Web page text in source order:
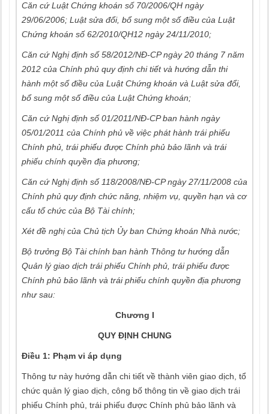
Căn cứ Luật Chứng khoán số 70/2006/QH ngày
29/06/2006; Luật sửa đổi, bổ sung một số điều của Luật
Chứng khoán số 62/2010/QH12 ngày 24/11/2010;
Căn cứ Nghị định số 58/2012/NĐ-CP ngày 20 tháng 7 năm
2012 của Chính phủ quy định chi tiết và hướng dẫn thi
hành một số điều của Luật Chứng khoán và Luật sửa đổi,
bổ sung một số điều của Luật Chứng khoán;
Căn cứ Nghị định số 01/2011/NĐ-CP ban hành ngày
05/01/2011 của Chính phủ về việc phát hành trái phiếu
Chính phủ, trái phiếu được Chính phủ bảo lãnh và trái
phiếu chính quyền địa phương;
Căn cứ Nghị định số 118/2008/NĐ-CP ngày 27/11/2008 của
Chính phủ quy định chức năng, nhiệm vụ, quyền hạn và cơ
cấu tổ chức của Bộ Tài chính;
Xét đề nghị của Chủ tịch Ủy ban Chứng khoán Nhà nước;
Bộ trưởng Bộ Tài chính ban hành Thông tư hướng dẫn
Quản lý giao dịch trái phiếu Chính phủ, trái phiếu được
Chính phủ bảo lãnh và trái phiếu chính quyền địa phương
như sau:
Chương I
QUY ĐỊNH CHUNG
Điều 1: Phạm vi áp dụng
Thông tư này hướng dẫn chi tiết về thành viên giao dịch, tổ
chức quản lý giao dịch, công bố thông tin về giao dịch trái
phiếu Chính phủ, trái phiếu được Chính phủ bảo lãnh và